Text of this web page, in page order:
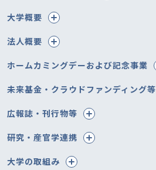
大学概要
法人概要
ホームカミングデーおよび記念事業
未来基金・クラウドファンディング等
広報誌・刊行物等
研究・産官学連携
大学の取組み